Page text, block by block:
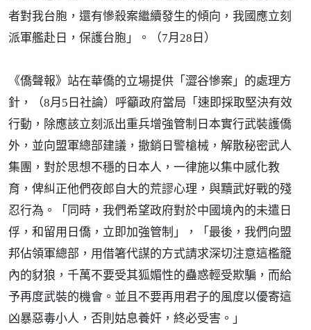
者對我台胞，還有慘殺案繼續發生的傾向，我國應立刻
派軍艦赴日，保護台胞」。（7月28日）
《僑聲報》站在華僑的立場提供「澀谷慘案」的處理方
針，（8月5日社論）呼籲政府當局「速即採取堅決有效
行動，除應該立刻派出重兵增強管制日本實行武裝護僑
外，並向盟軍總部建議，撤銷日警槍械，解散秘密武人
集團，對於思想不穩的日本人，一律施以集中感化教
育，俾糾正他們夜郎自大的荒謬心理，與黷武好戰的殘
忍行為。「同時，我們希望政府對於中國境內的未遣日
俘，和留用日僑，立即加強管制」，「最後，我們向盟
邦佔領軍總部，用借箸代謀的方式請求深切注意這檻籠
內的豺狼，千萬不要受其狐媚性的蠱惑輕受欺騙，而給
予再度武裝的機會。並且不要再用君子的風度以優寄這
凶暴惡毒小人，否則姑息養奸，終必受害。」